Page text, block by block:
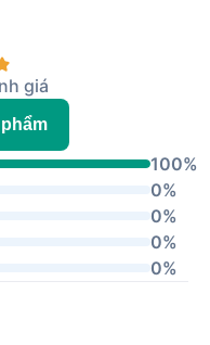
giá
100%
0%
0%
0%
0%